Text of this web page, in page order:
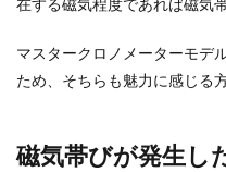
在する磁気程度であれば磁気
マスタークロノメーターモデ
ため、そちらも魅力に感じる
磁気帯びが発生し